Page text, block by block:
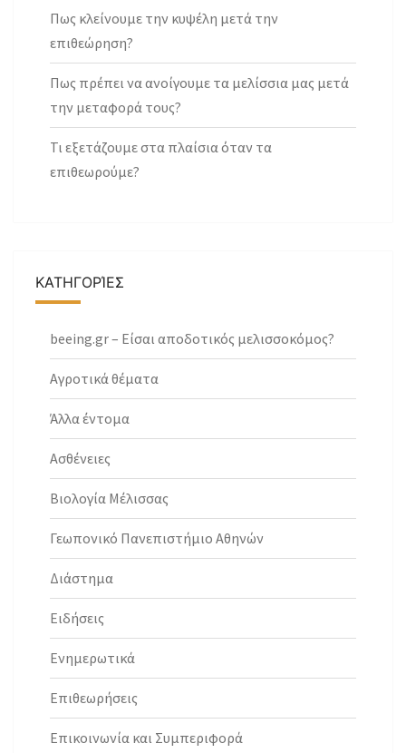
Πως κλείνουμε την κυψέλη μετά την
επιθεώρηση?
Πως πρέπει να ανοίγουμε τα μελίσσια μας μετά
την μεταφορά τους?
Τι εξετάζουμε στα πλαίσια όταν τα
επιθεωρούμε?
ΚΑΤΗΓΟΡΊΕΣ
beeing.gr – Είσαι αποδοτικός μελισσοκόμος?
Αγροτικά θέματα
Άλλα έντομα
Ασθένειες
Βιολογία Μέλισσας
Γεωπονικό Πανεπιστήμιο Αθηνών
Διάστημα
Ειδήσεις
Ενημερωτικά
Επιθεωρήσεις
Επικοινωνία και Συμπεριφορά